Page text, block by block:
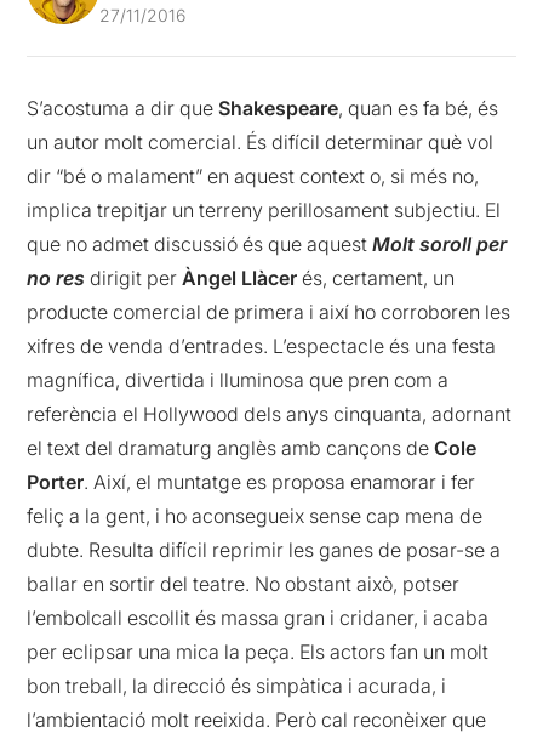
27/11/2016
S’acostuma a dir queShakespeare, quan es fa bé, és
un autor molt comercial. És difícil determinar què vol
dir “bé o malament” en aquest context o, si més no,
implica trepitjar un terreny perillosament subjectiu. El
que no admet discussió és que aquestMolt soroll per
no res dirigit perÀngel Llàcer és, certament, un
producte comercial de primera i així ho corroboren les
xifres de venda d’entrades. L’espectacle és una festa
magnífica, divertida i lluminosa que pren com a
referència el Hollywood dels anys cinquanta, adornant
el text del dramaturg anglès amb cançons deCole
Porter. Així, el muntatge es proposa enamorar i fer
feliç a la gent, i ho aconsegueix sense cap mena de
dubte. Resulta difícil reprimir les ganes de posar-se a
ballar en sortir del teatre. No obstant això, potser
l’embolcall escollit és massa gran i cridaner, i acaba
per eclipsar una mica la peça. Els actors fan un molt
bon treball, la direcció és simpàtica i acurada, i
l’ambientació molt reeixida. Però cal reconèixer que